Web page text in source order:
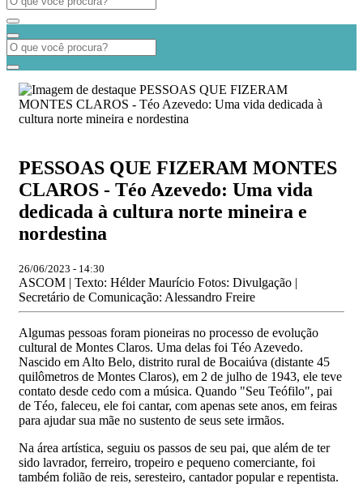
PESSOAS QUE FIZERAM MONTES
CLAROS - Téo Azevedo: Uma vida
dedicada à cultura norte mineira e
nordestina
26/06/2023 - 14:30
ASCOM | Texto: Hélder Maurício Fotos: Divulgação |
Secretário de Comunicação: Alessandro Freire
Algumas pessoas foram pioneiras no processo de evolução
cultural de Montes Claros. Uma delas foi Téo Azevedo.
Nascido em Alto Belo, distrito rural de Bocaiúva (distante 45
quilômetros de Montes Claros), em 2 de julho de 1943, ele teve
contato desde cedo com a música. Quando "Seu Teófilo", pai
de Téo, faleceu, ele foi cantar, com apenas sete anos, em feiras
para ajudar sua mãe no sustento de seus sete irmãos.
Na área artística, seguiu os passos de seu pai, que além de ter
sido lavrador, ferreiro, tropeiro e pequeno comerciante, foi
também folião de reis, seresteiro, cantador popular e repentista.